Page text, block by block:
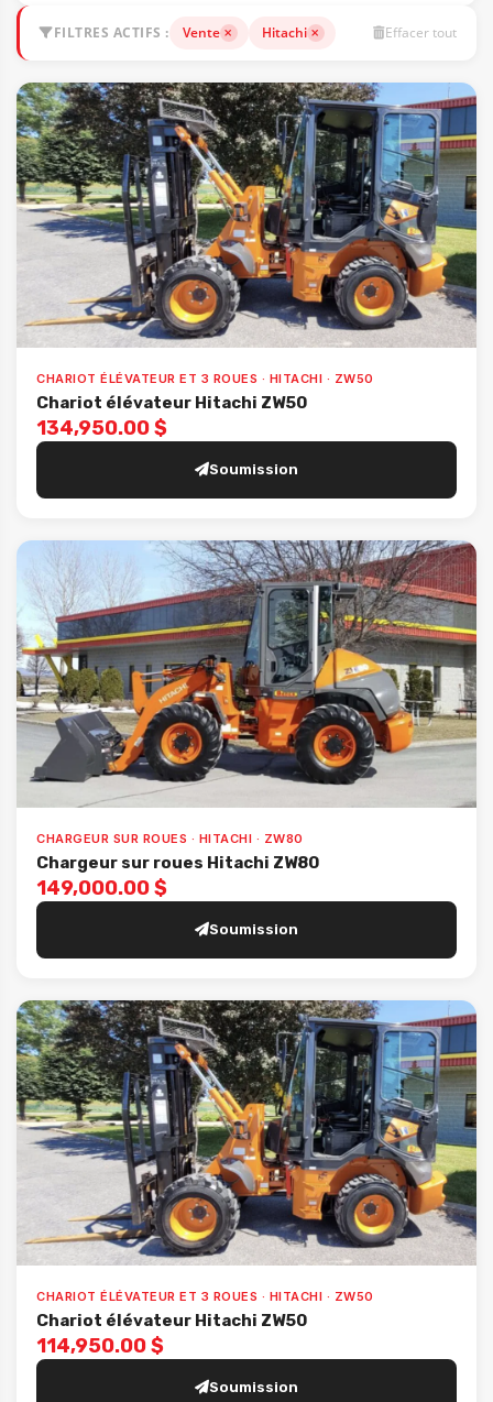
FILTRES ACTIFS : Vente Hitachi Effacer tout
CHARIOT ÉLÉVATEUR ET 3 ROUES · HITACHI · ZW50
Chariot élévateur Hitachi ZW50
134,950.00 $
Soumission
CHARGEUR SUR ROUES · HITACHI · ZW80
Chargeur sur roues Hitachi ZW80
149,000.00 $
Soumission
CHARIOT ÉLÉVATEUR ET 3 ROUES · HITACHI · ZW50
Chariot élévateur Hitachi ZW50
114,950.00 $
Soumission